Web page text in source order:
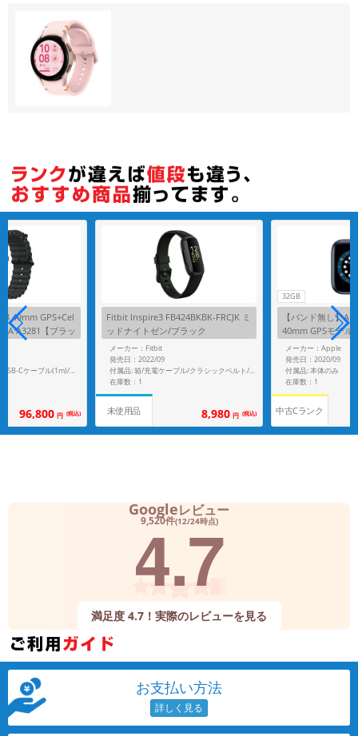
49mm GPS+Cel
A A3281【ブラッ
/ブラックオーシ
付属品: 磁気高速充電USB-Cケーブル(1m)/ブラックオーシャンバンド
96,800 円 (税込)
Fitbit Inspire3 FB424BKBK-FRCJK ミ
ッドナイトゼン/ブラック
メーカー：Fitbit
発売日：2022/09
付属品: 箱/充電ケーブル/クラシックベルト/マニュアル
在庫数：1
未使用品 8,980 円 (税込)
32GB
【バンド無し】
40mm GPSモデル
1【ブルーアルミ
メーカー：Apple
発売日：2020/09
付属品: 本体のみ
在庫数：1
中古Cランク
Googleレビュー
9,520件(12/24時点)
4.7
満足度 4.7！実際のレビューを見る
お支払い方法
発売日
各項目のチェックボックスは「or検索」となります。
ただし機能別のみ「and検索」となります。